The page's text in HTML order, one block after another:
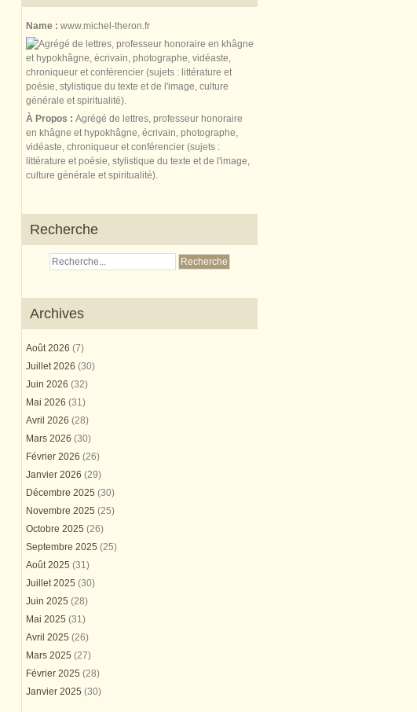
Name : www.michel-theron.fr
À Propos : Agrégé de lettres, professeur honoraire
en khâgne et hypokhâgne, écrivain, photographe,
vidéaste, chroniqueur et conférencier (sujets :
littérature et poésie, stylistique du texte et de l'image,
culture générale et spiritualité).
Recherche
Archives
Août 2026 (7)
Juillet 2026 (30)
Juin 2026 (32)
Mai 2026 (31)
Avril 2026 (28)
Mars 2026 (30)
Février 2026 (26)
Janvier 2026 (29)
Décembre 2025 (30)
Novembre 2025 (25)
Octobre 2025 (26)
Septembre 2025 (25)
Août 2025 (31)
Juillet 2025 (30)
Juin 2025 (28)
Mai 2025 (31)
Avril 2025 (26)
Mars 2025 (27)
Février 2025 (28)
Janvier 2025 (30)